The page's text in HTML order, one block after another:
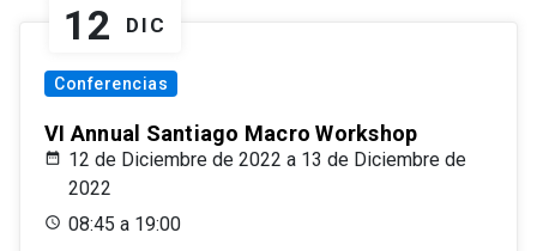
12 DIC
Conferencias
VI Annual Santiago Macro Workshop
12 de Diciembre de 2022 a 13 de Diciembre de
2022
08:45 a 19:00